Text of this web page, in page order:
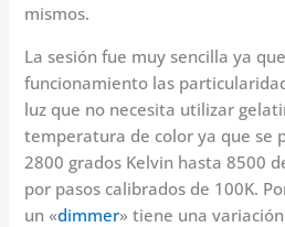
mismos.
La sesión fue muy sencilla ya
funcionamiento las
luz que no necesita utilizar
temperatura de color ya que se
2800 grados Kelvin hasta 8500
por pasos calibrados de 100K.
un «dimmer» tiene una